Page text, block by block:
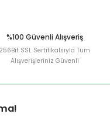
%100 Güvenli Alışveriş
256Bit SSL Sertifikalsıyla Tüm
Alışverişleriniz Güvenli